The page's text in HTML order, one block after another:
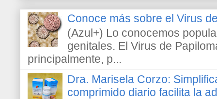
Conoce más sobre el Virus
(Azul+) Lo conocemos
genitales. El Virus de
principalmente, p...
Dra. Marisela Corzo:
comprimido diario facilita la